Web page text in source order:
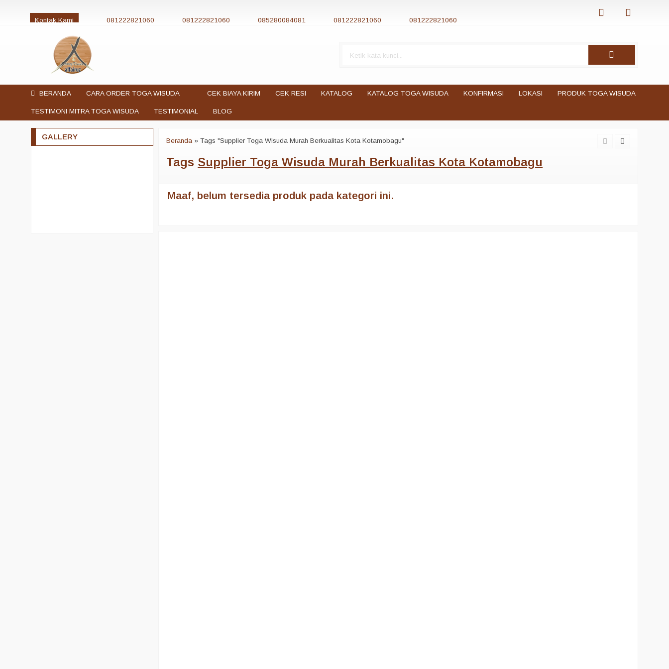
Kontak Kami 081222821060 081222821060 085280084081 081222821060 081222821060
jualtogawisuda@gmail.com
BERANDA CARA ORDER TOGA WISUDA CEK BIAYA KIRIM CEK RESI KATALOG KATALOG TOGA WISUDA KONFIRMASI LOKASI PRODUK TOGA WISUDA
TESTIMONI MITRA TOGA WISUDA TESTIMONIAL BLOG
Beranda »Tags "Supplier Toga Wisuda Murah Berkualitas Kota Kotamobagu"
Tags Supplier Toga Wisuda Murah Berkualitas Kota Kotamobagu
Maaf, belum tersedia produk pada kategori ini.
GALLERY